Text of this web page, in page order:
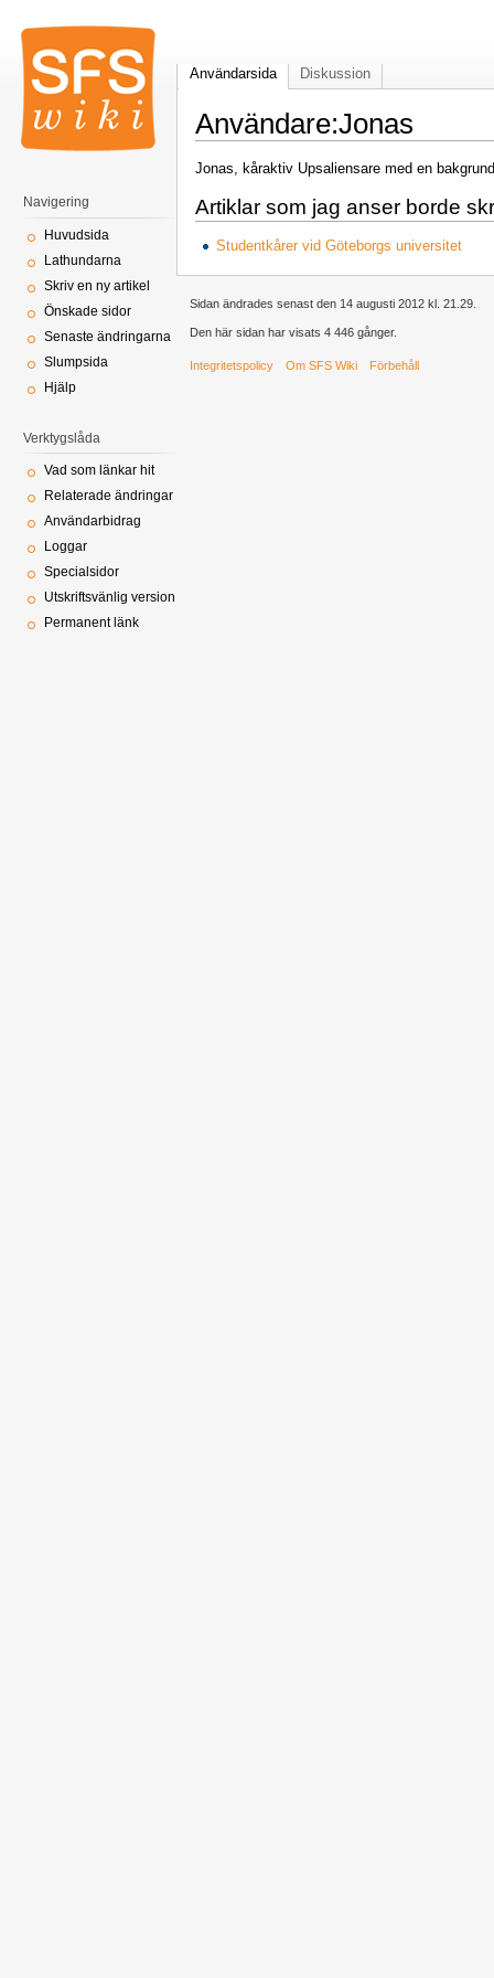
Användare:Jonas
Jonas, kåraktiv Upsaliensare med en
Artiklar som jag anser borde
Studentkårer vid Göteborgs universitet
Användarsida Diskussion
Navigering
Huvudsida
Lathundarna
Skriv en ny artikel
Önskade sidor
Senaste ändringarna
Slumpsida
Hjälp
Verktygslåda
Vad som länkar hit
Relaterade ändringar
Användarbidrag
Loggar
Specialsidor
Utskriftsvänlig version
Permanent länk
Sidan ändrades senast den 14 augusti 2012 kl. 21.29.
Den här sidan har visats 4 446 gånger.
Integritetspolicy Om SFS Wiki Förbehåll